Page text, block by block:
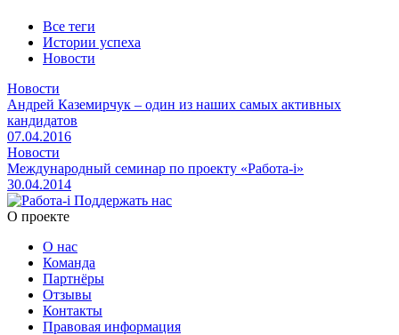
Все теги
Истории успеха
Новости
Новости
Андрей Каземирчук – один из наших самых активных
кандидатов
07.04.2016
Новости
Международный семинар по проекту «Работа-i»
30.04.2014
Поддержать нас
O проекте
О нас
Команда
Партнёры
Отзывы
Контакты
Правовая информация